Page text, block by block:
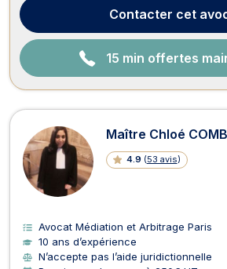
CGU, ainsi que des contrats de d...
Contacter cet
15 min offertes
Maître Chloé
4.9 (53 avis)
Avocat Médiation et Arbitrage Paris
10 ans d’expérience
N’accepte pas l’aide juridictionnelle